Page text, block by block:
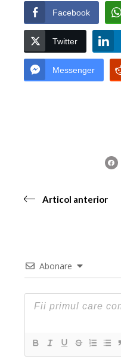
Facebook
Twitter
Messenger
Articol anterior
Abonare